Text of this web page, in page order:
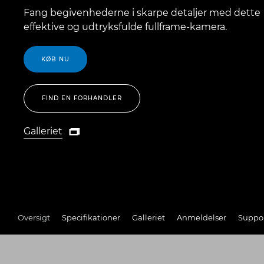
Fang begivenhederne i skarpe detaljer med dette
effektive og udtryksfulde fullframe-kamera.
KØB NU
FIND EN FORHANDLER
Galleriet
Galleriet

Oversigt Specifikationer Galleriet Anmeldelser